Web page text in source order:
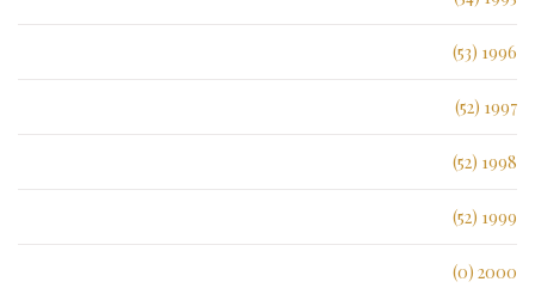
1996 (53)
1997 (52)
1998 (52)
1999 (52)
2000 (0)